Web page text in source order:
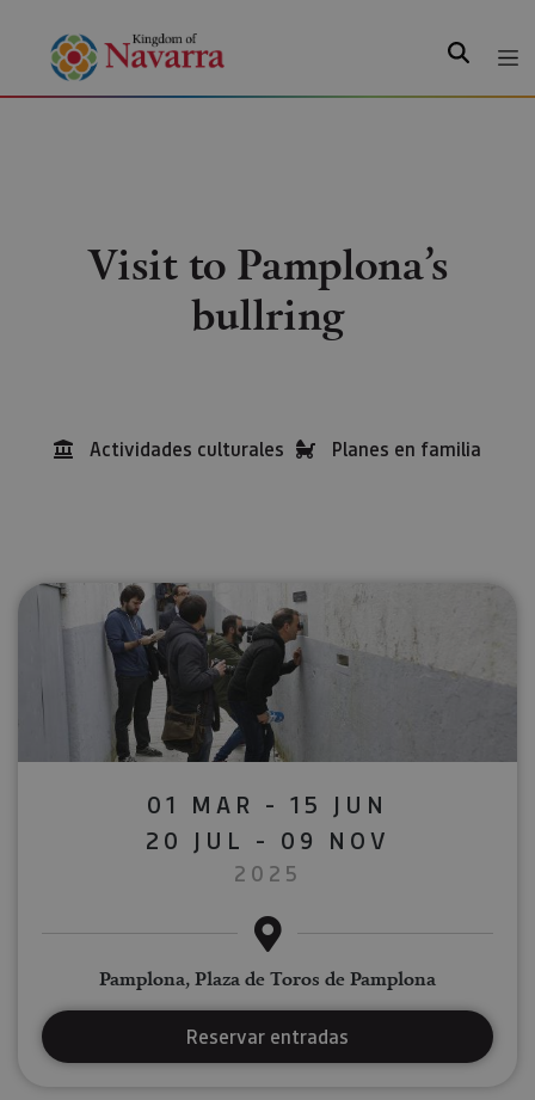
Search
Visit to Pamplona’s
bullring
Actividades culturales Planes en familia
01 MAR - 15 JUN
20 JUL - 09 NOV
2025
Pamplona, Plaza de Toros de Pamplona
Reservar entradas